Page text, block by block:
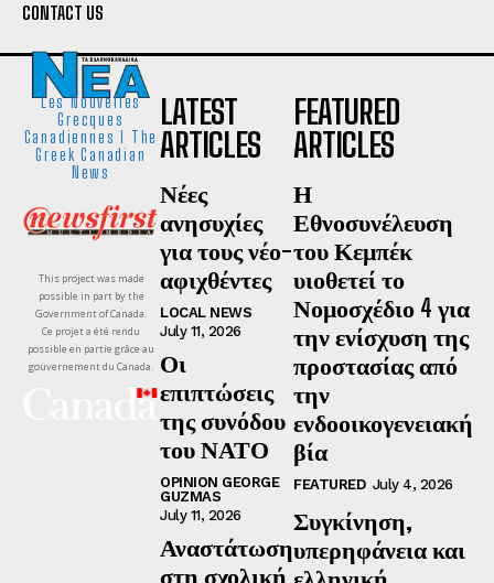
CONTACT US
Les Nouvelles
Grecques
Canadiennes I The
Greek Canadian
News
This project was made
possible in part by the
Government of Canada.
Ce projet a été rendu
possible en partie grâce au
gouvernement du Canada.
LATEST
ARTICLES
Νέες
ανησυχίες
για τους νέο-
αφιχθέντες
LOCAL NEWS
July 11, 2026
Οι
επιπτώσεις
της συνόδου
του ΝΑΤΟ
OPINION GEORGE
GUZMAS
July 11, 2026
Αναστάτωση
στη σχολική
FEATURED
ARTICLES
Η
Εθνοσυνέλευση
του Κεμπέκ
υιοθετεί το
Νομοσχέδιο 4 για
την ενίσχυση της
προστασίας από
την
ενδοοικογενειακή
βία
FEATURED July 4, 2026
Συγκίνηση,
υπερηφάνεια και